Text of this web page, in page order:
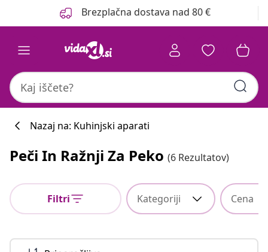
Brezplačna dostava nad 80 €
Nazaj na: Kuhinjski aparati
Peči In Ražnji Za Peko (6 Rezultatov)
Filtri Kategoriji Cena